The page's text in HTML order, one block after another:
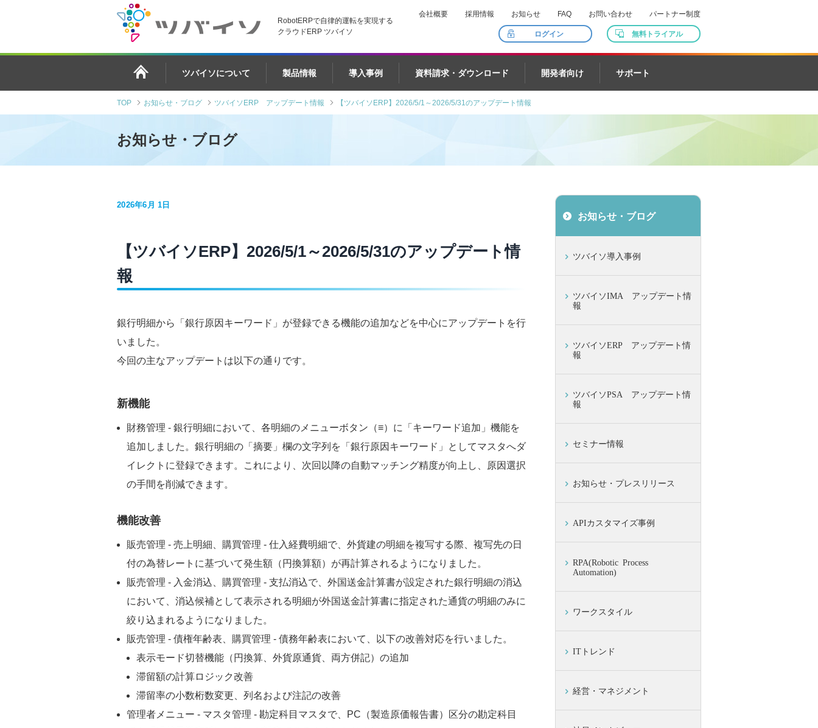
RobotERPで自律的運転を実現する
クラウドERP ツバイソ
会社概要 採用情報 お知らせ FAQ お問い合わせ パートナー制度
ログイン 無料トライアル
ツバイソについて 製品情報 導入事例 資料請求・ダウンロード 開発者向け サポート
TOP お知らせ・ブログ ツバイソERP アップデート情報 【ツバイソERP】2026/5/1～2026/5/31のアップデート情報
お知らせ・ブログ
2026年6月 1日
【ツバイソERP】2026/5/1～2026/5/31のアップデート情
報
銀行明細から「銀行原因キーワード」が登録できる機能の追加などを中心にアップデートを行
いました。
今回の主なアップデートは以下の通りです。
新機能
財務管理 - 銀行明細において、各明細のメニューボタン（≡）に「キーワード追加」機能を
追加しました。銀行明細の「摘要」欄の文字列を「銀行原因キーワード」としてマスタへダ
イレクトに登録できます。これにより、次回以降の自動マッチング精度が向上し、原因選択
の手間を削減できます。
機能改善
販売管理 - 売上明細、購買管理 - 仕入経費明細で、外貨建の明細を複写する際、複写先の日
付の為替レートに基づいて発生額（円換算額）が再計算されるようになりました。
販売管理 - 入金消込、購買管理 - 支払消込で、外国送金計算書が設定された銀行明細の消込
において、消込候補として表示される明細が外国送金計算書に指定された通貨の明細のみに
絞り込まれるようになりました。
販売管理 - 債権年齢表、購買管理 - 債務年齢表において、以下の改善対応を行いました。
表示モード切替機能（円換算、外貨原通貨、両方併記）の追加
滞留額の計算ロジック改善
滞留率の小数桁数変更、列名および注記の改善
管理者メニュー - マスタ管理 - 勘定科目マスタで、PC（製造原価報告書）区分の勘定科目
お知らせ・ブログ
ツバイソ導入事例
ツバイソIMA アップデート情
報
ツバイソERP アップデート情
報
ツバイソPSA アップデート情
報
セミナー情報
お知らせ・プレスリリース
APIカスタマイズ事例
RPA(Robotic Process
Automation)
ワークスタイル
ITトレンド
経営・マネジメント